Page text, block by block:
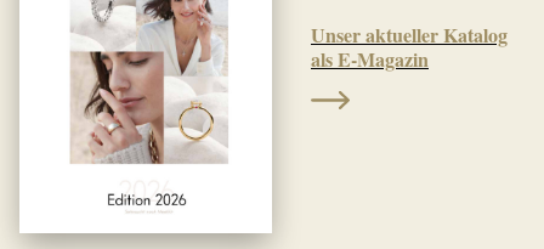
Unser aktueller Katalog
als E-Magazin